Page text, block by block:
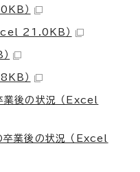
）
21.0KB）
）
後の状況 （Excel
業後の状況 （Excel